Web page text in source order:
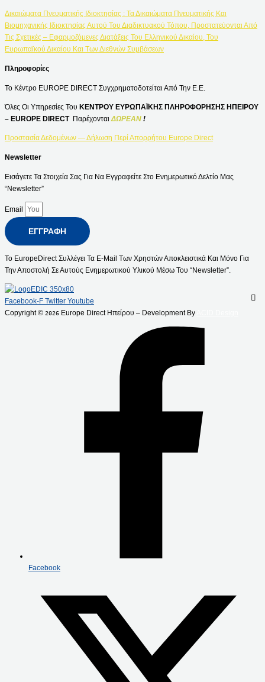
Δικαιώματα Πνευματικής Ιδιοκτησίας : Τα Δικαιώματα Πνευματικής Και
Βιομηχανικής Ιδιοκτησίας Αυτού Του Διαδικτυακού Τόπου, Προστατεύονται Από
Τις Σχετικές – Εφαρμοζόμενες Διατάξεις Του Ελληνικού Δικαίου, Του
Ευρωπαϊκού Δικαίου Και Των Διεθνών Συμβάσεων
Πληροφορίες
Το Κέντρο EUROPE DIRECT Συγχρηματοδοτείται Από Την Ε.Ε.
Όλες Οι Υπηρεσίες Του ΚΕΝΤΡΟΥ ΕΥΡΩΠΑΪΚΗΣ ΠΛΗΡΟΦΟΡΗΣΗΣ ΗΠΕΙΡΟΥ
– EUROPE DIRECT Παρέχονται ΔΩΡΕΑΝ !
Προστασία Δεδομένων — Δήλωση Περί Απορρήτου Europe Direct
Newsletter
Εισάγετε Τα Στοιχεία Σας Για Να Εγγραφείτε Στο Ενημερωτικό Δελτίο Μας
“Newsletter”
Email
ΕΓΓΡΑΦΉ
Το EuropeDirect Συλλέγει Τα E-Mail Των Χρηστών Αποκλειστικά Και Μόνο Για
Την Αποστολή Σε Αυτούς Ενημερωτικού Υλικού Μέσω Του “Newsletter”.
Facebook-F Twitter Youtube
Copyright © 2026 Europe Direct Ηπείρου – Development By
Facebook